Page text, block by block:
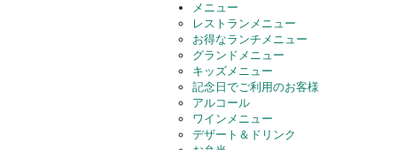
メニュー
レストランメニュー
お得なランチメニュー
グランドメニュー
キッズメニュー
記念日でご利用のお客様
アルコール
ワインメニュー
デザート＆ドリンク